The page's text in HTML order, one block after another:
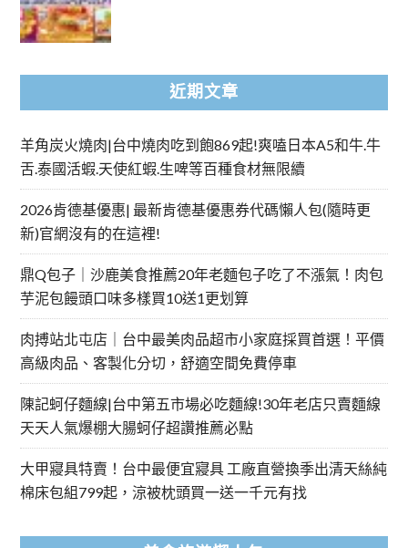
近期文章
羊角炭火燒肉|台中燒肉吃到飽869起!爽嗑日本A5和牛.牛
舌.泰國活蝦.天使紅蝦.生啤等百種食材無限續
2026肯德基優惠| 最新肯德基優惠券代碼懶人包(隨時更
新)官網沒有的在這裡!
鼎Q包子｜沙鹿美食推薦20年老麵包子吃了不漲氣！肉包
芋泥包饅頭口味多樣買10送1更划算
肉搏站北屯店｜台中最美肉品超市小家庭採買首選！平價
高級肉品、客製化分切，舒適空間免費停車
陳記蚵仔麵線|台中第五市場必吃麵線!30年老店只賣麵線
天天人氣爆棚大腸蚵仔超讚推薦必點
大甲寢具特賣！台中最便宜寢具 工廠直營換季出清天絲純
棉床包組799起，涼被枕頭買一送一千元有找